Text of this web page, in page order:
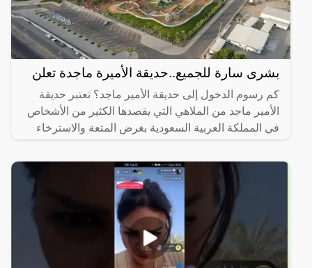
بشرى سارة للجميع..حديقة الأميرة ماجدة تعلن
كم رسوم الدخول إلى حديقة الأمير ماجد؟ تعتبر حديقة
الأمير ماجد من الملاهي التي يقصدها الكثير من الأشخاص
في المملكة العربية السعودية بغرض المتعة والاسترخاء